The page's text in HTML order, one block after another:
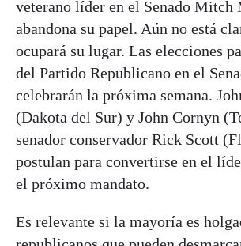
veterano líder en el Senado Mitch
abandona su papel. Aún no está
ocupará su lugar. Las elecciones
del Partido Republicano en el
celebrarán la próxima semana.
(Dakota del Sur) y John Cornyn
senador conservador Rick Scott
postulan para convertirse en el
el próximo mandato.
Es relevante si la mayoría es